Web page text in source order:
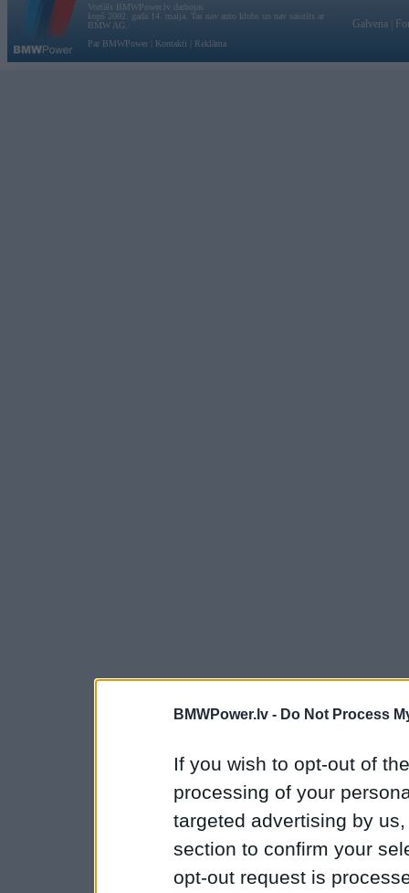
BMWPower.lv - Do Not Process
If you wish to opt-out of
processing of your
targeted advertising by
section to confirm your
opt-out request is
Vortāls BMWPower.lv darbojas
kopš 2002. gada 14. maija. Tas nav auto klubs un nav saistīts ar
BMW AG.
Par BMWPower
Kontakti Reklāma
Galvena